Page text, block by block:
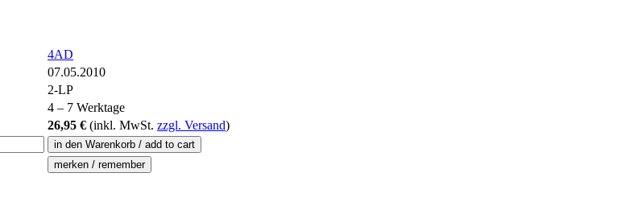
4AD
07.05.2010
2-LP
4 – 7 Werktage
26,95 € (inkl. MwSt. zzgl. Versand)